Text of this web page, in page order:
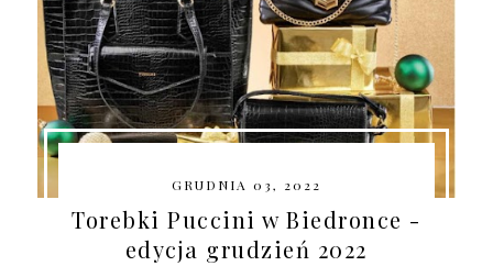
GRUDNIA 03, 2022
Torebki Puccini w Biedronce -
edycja grudzień 2022